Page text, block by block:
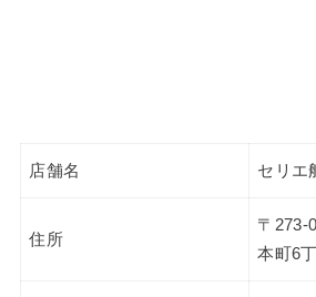
店舗名 セリエ
住所
〒273-
本町6